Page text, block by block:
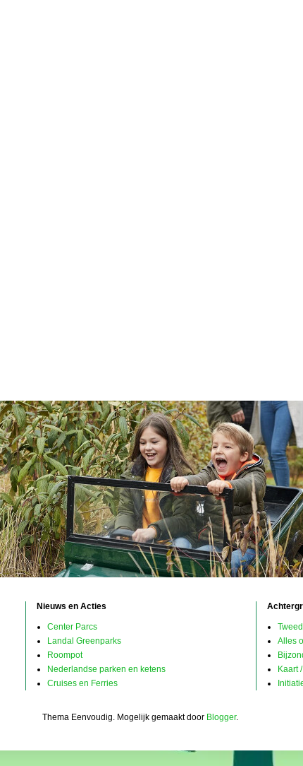
Nieuws en Acties
Center Parcs
Landal Greenparks
Roompot
Nederlandse parken en ketens
Cruises en Ferries
Alles
Kaart
Thema Eenvoudig. Mogelijk gemaakt door Blogger.